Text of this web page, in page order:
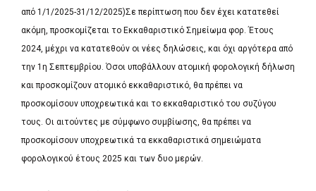
από 1/1/2025-31/12/2025)Σε περίπτωση που δεν έχει κατατεθεί
ακόμη, προσκομίζεται το Εκκαθαριστικό Σημείωμα φορ. Έτους
2024, μέχρι να κατατεθούν οι νέες δηλώσεις, και όχι αργότερα από
την 1η Σεπτεμβρίου. Όσοι υποβάλλουν ατομική φορολογική δήλωση
και προσκομίζουν ατομικό εκκαθαριστικό, θα πρέπει να
προσκομίσουν υποχρεωτικά και το εκκαθαριστικό του συζύγου
τους. Οι αιτούντες με σύμφωνο συμβίωσης, θα πρέπει να
προσκομίσουν υποχρεωτικά τα εκκαθαριστικά σημειώματα
φορολογικού έτους 2025 και των δυο μερών.